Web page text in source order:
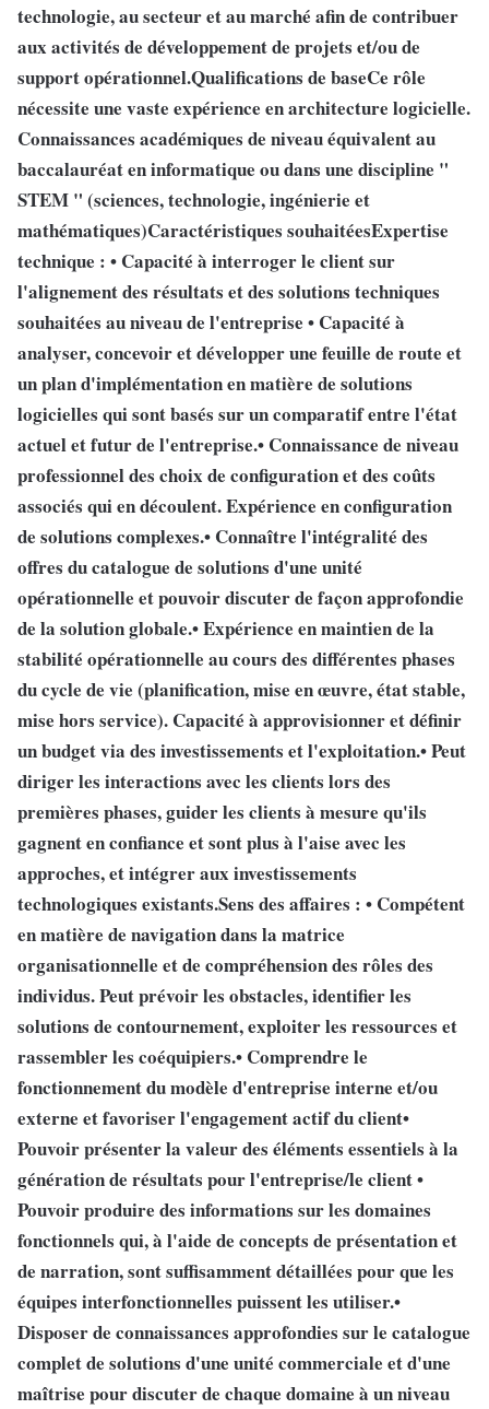
technologie, au secteur et au marché afin de contribuer
aux activités de développement de projets et/ou de
support opérationnel.Qualifications de baseCe rôle
nécessite une vaste expérience en architecture logicielle.
Connaissances académiques de niveau équivalent au
baccalauréat en informatique ou dans une discipline "
STEM " (sciences, technologie, ingénierie et
mathématiques)Caractéristiques souhaitéesExpertise
technique : • Capacité à interroger le client sur
l'alignement des résultats et des solutions techniques
souhaitées au niveau de l'entreprise • Capacité à
analyser, concevoir et développer une feuille de route et
un plan d'implémentation en matière de solutions
logicielles qui sont basés sur un comparatif entre l'état
actuel et futur de l'entreprise.• Connaissance de niveau
professionnel des choix de configuration et des coûts
associés qui en découlent. Expérience en configuration
de solutions complexes.• Connaître l'intégralité des
offres du catalogue de solutions d'une unité
opérationnelle et pouvoir discuter de façon approfondie
de la solution globale.• Expérience en maintien de la
stabilité opérationnelle au cours des différentes phases
du cycle de vie (planification, mise en œuvre, état stable,
mise hors service). Capacité à approvisionner et définir
un budget via des investissements et l'exploitation.• Peut
diriger les interactions avec les clients lors des
premières phases, guider les clients à mesure qu'ils
gagnent en confiance et sont plus à l'aise avec les
approches, et intégrer aux investissements
technologiques existants.Sens des affaires : • Compétent
en matière de navigation dans la matrice
organisationnelle et de compréhension des rôles des
individus. Peut prévoir les obstacles, identifier les
solutions de contournement, exploiter les ressources et
rassembler les coéquipiers.• Comprendre le
fonctionnement du modèle d'entreprise interne et/ou
externe et favoriser l'engagement actif du client•
Pouvoir présenter la valeur des éléments essentiels à la
génération de résultats pour l'entreprise/le client •
Pouvoir produire des informations sur les domaines
fonctionnels qui, à l'aide de concepts de présentation et
de narration, sont suffisamment détaillées pour que les
équipes interfonctionnelles puissent les utiliser.•
Disposer de connaissances approfondies sur le catalogue
complet de solutions d'une unité commerciale et d'une
maîtrise pour discuter de chaque domaine à un niveau